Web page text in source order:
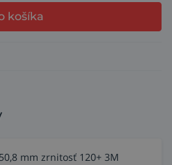
košíka
mm zrnitosť 120+ 3M